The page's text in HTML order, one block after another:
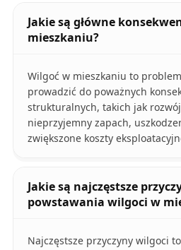
Jakie są główne
mieszkaniu?
Wilgoć w mieszkaniu to
prowadzić do poważnych
strukturalnych, takich jak
nieprzyjemny zapach,
zwiększone koszty
Jakie są najczęstsze
powstawania wilgoci w
Najczęstsze przyczyny wilgoci